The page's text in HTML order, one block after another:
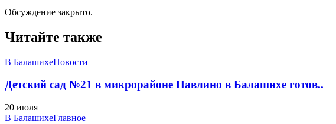
Обсуждение закрыто.
Читайте также
В БалашихеНовости
Детский сад №21 в микрорайоне Павлино в Балашихе готов..
20 июля
В БалашихеГлавное